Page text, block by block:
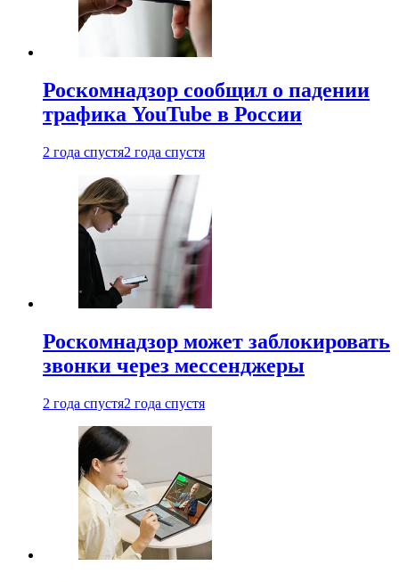
Роскомнадзор сообщил о падении
трафика YouTube в России
2 года спустя2 года спустя
Роскомнадзор может заблокировать
звонки через мессенджеры
2 года спустя2 года спустя